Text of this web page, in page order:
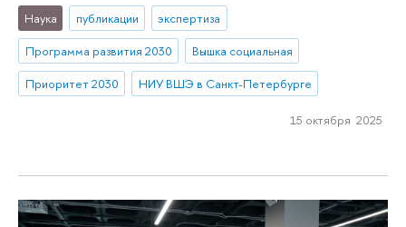
Наука публикации
экспертиза
Программа развития 2030
Вышка социальная
Приоритет 2030
НИУ ВШЭ в Санкт-Петербурге
15 октября 2025